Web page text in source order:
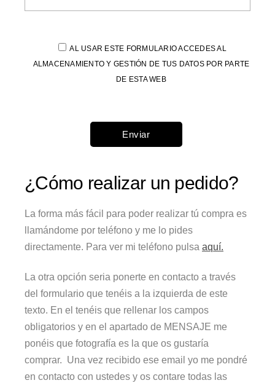
AL USAR ESTE FORMULARIO ACCEDES AL
ALMACENAMIENTO Y GESTIÓN DE TUS DATOS POR PARTE
DE ESTA WEB
¿Cómo realizar un pedido?
La forma más fácil para poder realizar tú compra es
llamándome por teléfono y me lo pides
directamente. Para ver mi teléfono pulsa aquí.
La otra opción seria ponerte en contacto a través
del formulario que tenéis a la izquierda de este
texto. En el tenéis que rellenar los campos
obligatorios y en el apartado de MENSAJE me
ponéis que fotografía es la que os gustaría
comprar. Una vez recibido ese email yo me pondré
en contacto con ustedes y os contare todas las